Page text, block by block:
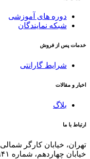
دوره های آموزشی
شبکه نمایندگان
خدمات پس از فروش
شرایط گارانتی
اخبار و مقالات
بلاگ
ارتباط با ما
تهران، خیابان کارگر
خیابان چهاردهم، شماره ۱۹۴۱ - کدپستی ۱۴۳۹۷۴۴۳۹۸